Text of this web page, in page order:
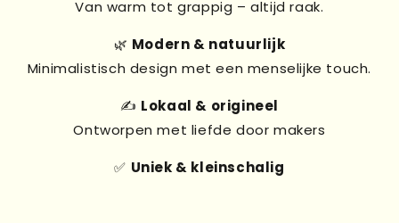
Van warm tot grappig – altijd raak.
🌿 Modern & natuurlijk
Minimalistisch design met een menselijke touch.
✍️ Lokaal & origineel
Ontworpen met liefde door makers
✅ Uniek & kleinschalig